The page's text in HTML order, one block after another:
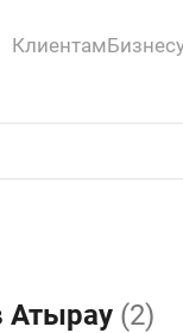
Клиентам
Атырау (2)